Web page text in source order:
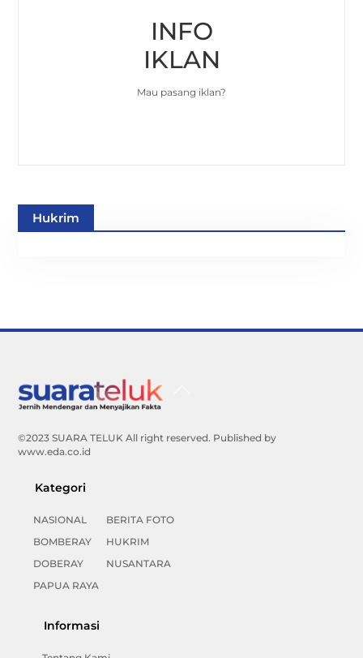
INFO
IKLAN
Mau pasang iklan?
Hukrim
©2023 SUARA TELUK All right reserved. Published by
www.eda.co.id
Kategori
NASIONAL
BOMBERAY
DOBERAY
PAPUA RAYA
BERITA FOTO
HUKRIM
NUSANTARA
Informasi